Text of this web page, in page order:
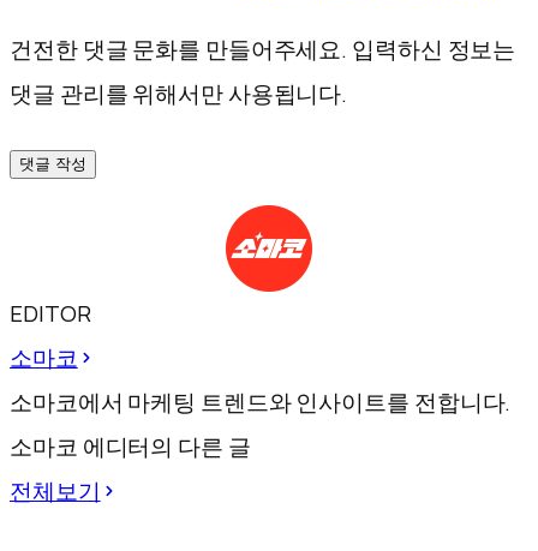
건전한 댓글 문화를 만들어주세요. 입력하신 정보는
댓글 관리를 위해서만 사용됩니다.
댓글 작성
EDITOR
소마코
소마코에서 마케팅 트렌드와 인사이트를 전합니다.
소마코 에디터의 다른 글
전체보기